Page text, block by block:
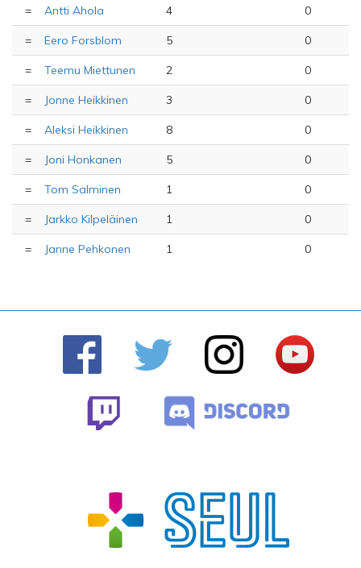
= Antti Ahola 4 0
= Eero Forsblom 5 0
= Teemu Miettunen 2 0
= Jonne Heikkinen 3 0
= Aleksi Heikkinen 8 0
= Joni Honkanen 5 0
= Tom Salminen 1 0
= Jarkko Kilpeläinen 1 0
= Janne Pehkonen 1 0